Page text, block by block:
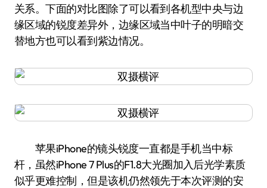
关系。下面的对比图除了可以看到各机型中央与边
缘区域的锐度差异外，边缘区域当中叶子的明暗交
替地方也可以看到紫边情况。
苹果iPhone的镜头锐度一直都是手机当中标
杆，虽然iPhone 7 Plus的F1.8大光圈加入后光学素质
似乎更难控制，但是该机仍然领先于本次评测的安